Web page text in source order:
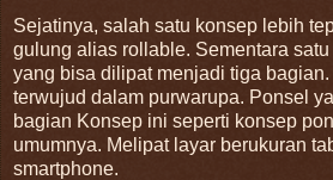
Sejatinya, salah satu konsep lebih
gulung alias rollable. Sementara
yang bisa dilipat menjadi tiga
terwujud dalam purwarupa. Ponsel
bagian Konsep ini seperti konsep
umumnya. Melipat layar berukuran
smartphone.